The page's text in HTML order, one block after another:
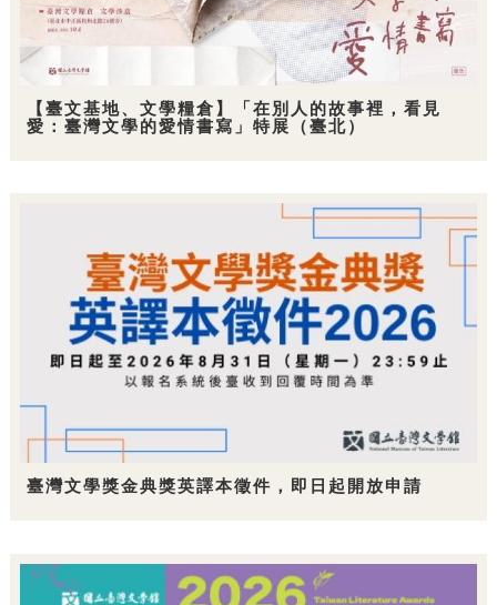
【臺文基地、文學糧倉】「在別人的故事裡，看見
愛：臺灣文學的愛情書寫」特展（臺北）
臺灣文學獎金典獎英譯本徵件，即日起開放申請